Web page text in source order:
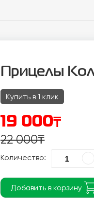
Прицелы
Купить в 1 клик
19 000₸
22 000₸
Количество:
Добавить в корзину